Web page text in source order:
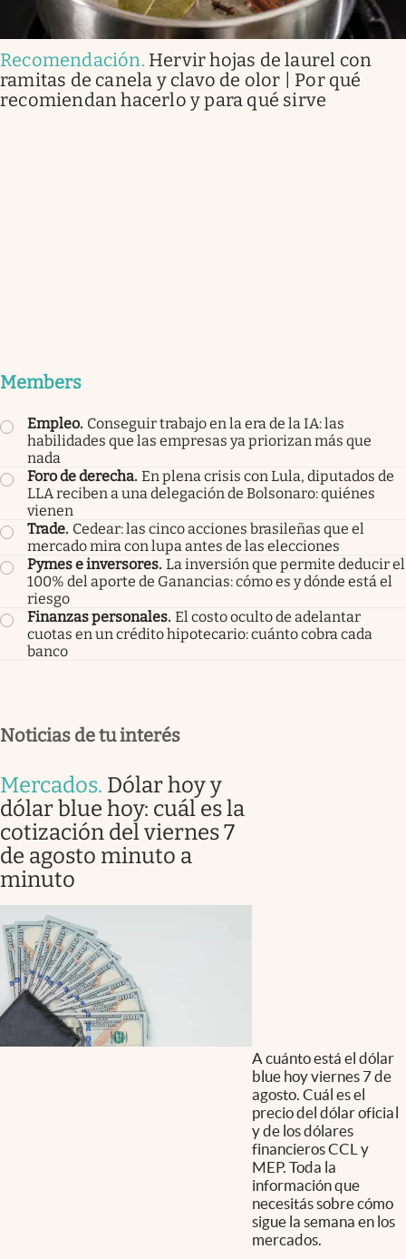
Recomendación. Hervir hojas de laurel con
ramitas de canela y clavo de olor | Por qué
recomiendan hacerlo y para qué sirve
Members
Empleo. Conseguir trabajo en la era de la IA: las
habilidades que las empresas ya priorizan más que
nada
Foro de derecha. En plena crisis con Lula, diputados de
LLA reciben a una delegación de Bolsonaro: quiénes
vienen
Trade. Cedear: las cinco acciones brasileñas que el
mercado mira con lupa antes de las elecciones
Pymes e inversores. La inversión que permite deducir el
100% del aporte de Ganancias: cómo es y dónde está el
riesgo
Finanzas personales. El costo oculto de adelantar
cuotas en un crédito hipotecario: cuánto cobra cada
banco
Noticias de tu interés
Mercados. Dólar hoy y
dólar blue hoy: cuál es la
cotización del viernes 7
de agosto minuto a
minuto
A cuánto está el dólar
blue hoy viernes 7 de
agosto. Cuál es el
precio del dólar oficial
y de los dólares
financieros CCL y
MEP. Toda la
información que
necesitás sobre cómo
sigue la semana en los
mercados.